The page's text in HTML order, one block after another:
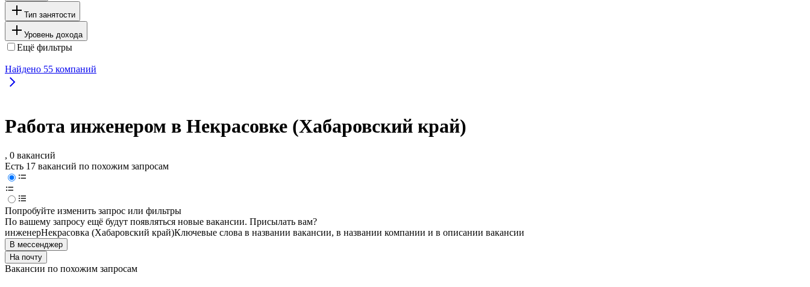
Тип занятости
Уровень дохода
Ещё фильтры
Найдено 55 компаний
Работа инженером в Некрасовке (Хабаровский край)
, 0 вакансий
Есть 17 вакансий по похожим запросам
Попробуйте изменить запрос или фильтры
По вашему запросу ещё будут появляться новые вакансии. Присылать вам?
инженерНекрасовка (Хабаровский край)Ключевые слова в названии вакансии, в названии компании и в описании вакансии
В мессенджер
На почту
Вакансии по похожим запросам